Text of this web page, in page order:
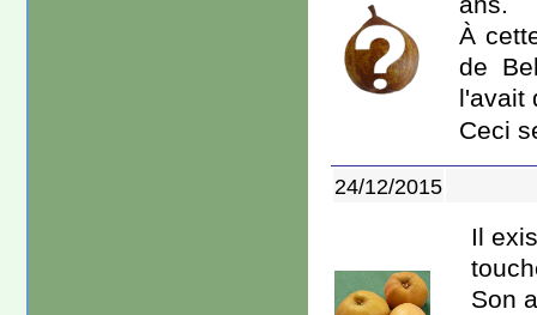
À
de
l'avait
Ceci
24/12/2015
Il
Son